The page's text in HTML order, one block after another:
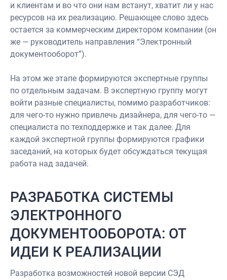
и клиентам и во что они нам встанут, хватит ли у нас
ресурсов на их реализацию. Решающее слово здесь
остается за коммерческим директором компании (он
же — руководитель направления “Электронный
документооборот”).
На этом же этапе формируются экспертные группы
по отдельным задачам. В экспертную группу могут
войти разные специалисты, помимо разработчиков:
для чего-то нужно привлечь дизайнера, для чего-то —
специалиста по техподдержке и так далее. Для
каждой экспертной группы формируются графики
заседаний, на которых будет обсуждаться текущая
работа над задачей.
РАЗРАБОТКА СИСТЕМЫ
ЭЛЕКТРОННОГО
ДОКУМЕНТООБОРОТА: ОТ
ИДЕИ К РЕАЛИЗАЦИИ
Разработка возможностей новой версии СЭД